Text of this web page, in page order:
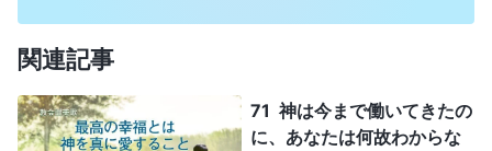
関連記事
71 神は今まで働いてきたの
に、あなたは何故わからな